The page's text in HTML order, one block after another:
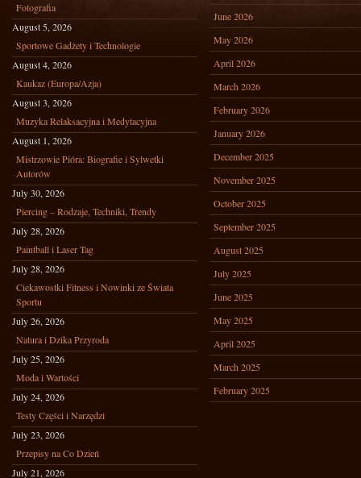
Fotografia
August 5, 2026
Sportowe Gadżety i Technologie
August 4, 2026
Kaukaz (Europa/Azja)
August 3, 2026
Muzyka Relaksacyjna i Medytacyjna
August 1, 2026
Mistrzowie Pióra: Biografie i Sylwetki
Autorów
July 30, 2026
Piercing – Rodzaje, Techniki, Trendy
July 28, 2026
Paintball i Laser Tag
July 28, 2026
Ciekawostki Fitness i Nowinki ze Świata
Sportu
July 26, 2026
Natura i Dzika Przyroda
July 25, 2026
Moda i Wartości
July 24, 2026
Testy Części i Narzędzi
July 23, 2026
Przepisy na Co Dzień
July 21, 2026
June 2026
May 2026
April 2026
March 2026
February 2026
January 2026
December 2025
November 2025
October 2025
September 2025
August 2025
July 2025
June 2025
May 2025
April 2025
March 2025
February 2025